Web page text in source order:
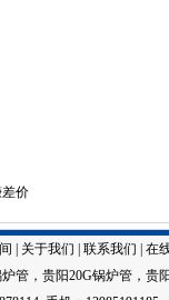
价
关于我们 联系我们 在
管 ， 贵阳20G锅炉管 ， 贵